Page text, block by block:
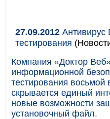
27.09.2012 Антивирус
тестирования
Компания «Доктор
информационной
тестирования
скрывается единый
новые возможности
установочный файл.